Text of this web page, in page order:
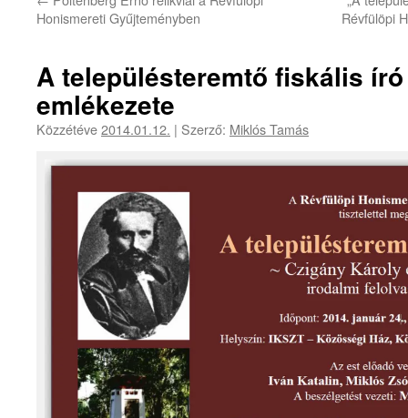
Honismereti Gyűjteményben
Révfülöpi
A településteremtő fiskális
emlékezete
Közzétéve2014.01.12. | Szerző: Miklós Tamás